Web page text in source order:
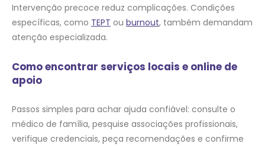
Intervenção precoce reduz complicações. Condições
específicas, como TEPT ou burnout, também demandam
atenção especializada.
Como encontrar serviços locais e online de
apoio
Passos simples para achar ajuda confiável: consulte o
médico de família, pesquise associações profissionais,
verifique credenciais, peça recomendações e confirme